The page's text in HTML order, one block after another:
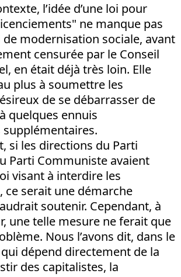
l’idée d’une loi pour
ne manque pas
de modernisation sociale, avant
censurée par le Conseil
en était déjà très loin. Elle
plus à soumettre les
de se débarrasser de
quelques ennuis
si les directions du Parti
Parti Communiste avaient
visant à interdire les
ce serait une démarche
soutenir. Cependant, à
une telle mesure ne ferait que
Nous l’avons dit, dans le
dépend directement de la
des capitalistes, la